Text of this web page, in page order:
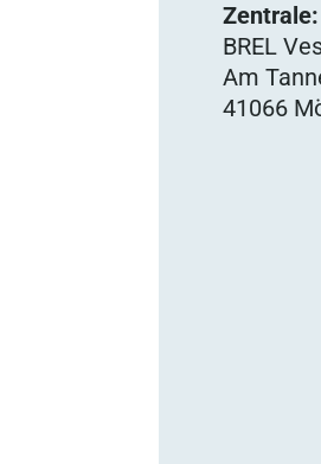
Zentrale:
BREL
Am
41066